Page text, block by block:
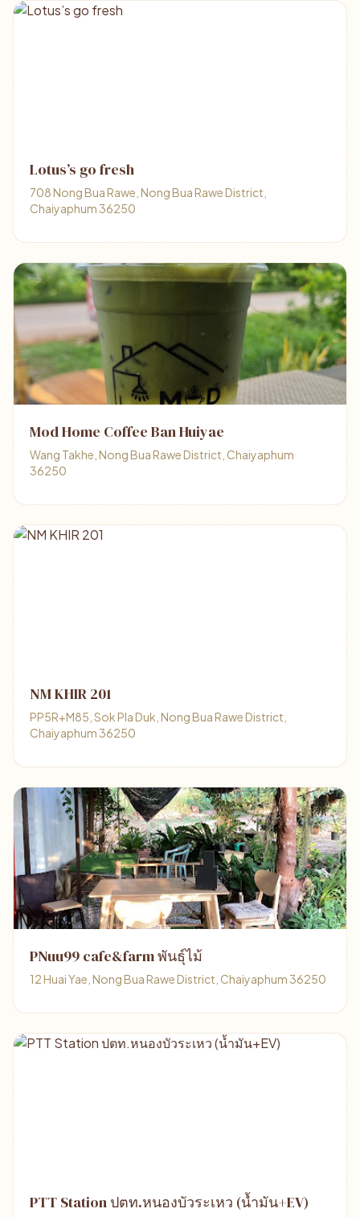
Lotus’s go fresh
708 Nong Bua Rawe, Nong Bua Rawe District,
Chaiyaphum 36250
Mod Home Coffee Ban Huiyae
Wang Takhe, Nong Bua Rawe District, Chaiyaphum
36250
NM KHIR 201
PP5R+M85, Sok Pla Duk, Nong Bua Rawe District,
Chaiyaphum 36250
PNuu99 cafe&farm พันธุ์ไม้
12 Huai Yae, Nong Bua Rawe District, Chaiyaphum 36250
PTT Station ปตท.หนองบัวระเหว (น้ำมัน+EV)